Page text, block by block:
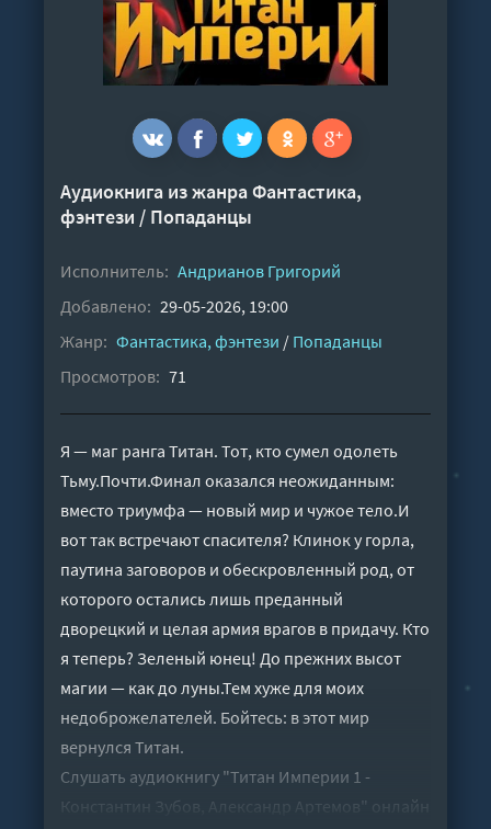
Аудиокнига из жанраФантастика,
фэнтези / Попаданцы
Исполнитель: Андрианов Григорий
Добавлено: 29-05-2026, 19:00
Жанр: Фантастика, фэнтези / Попаданцы
Просмотров: 71
Я — маг ранга Титан. Тот, кто сумел одолеть
Тьму.Почти.Финал оказался неожиданным:
вместо триумфа — новый мир и чужое тело.И
вот так встречают спасителя? Клинок у горла,
паутина заговоров и обескровленный род, от
которого остались лишь преданный
дворецкий и целая армия врагов в придачу. Кто
я теперь? Зеленый юнец! До прежних высот
магии — как до луны.Тем хуже для моих
недоброжелателей. Бойтесь: в этот мир
вернулся Титан.
Слушать аудиокнигу "Титан Империи 1 -
Константин Зубов, Александр Артемов" онлайн